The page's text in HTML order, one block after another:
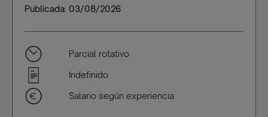
Publicada: 03/08/2026
Parcial rotativo
Indefinido
Salario según experiencia